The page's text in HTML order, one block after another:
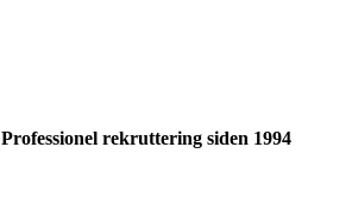
Professionel rekruttering siden 1994